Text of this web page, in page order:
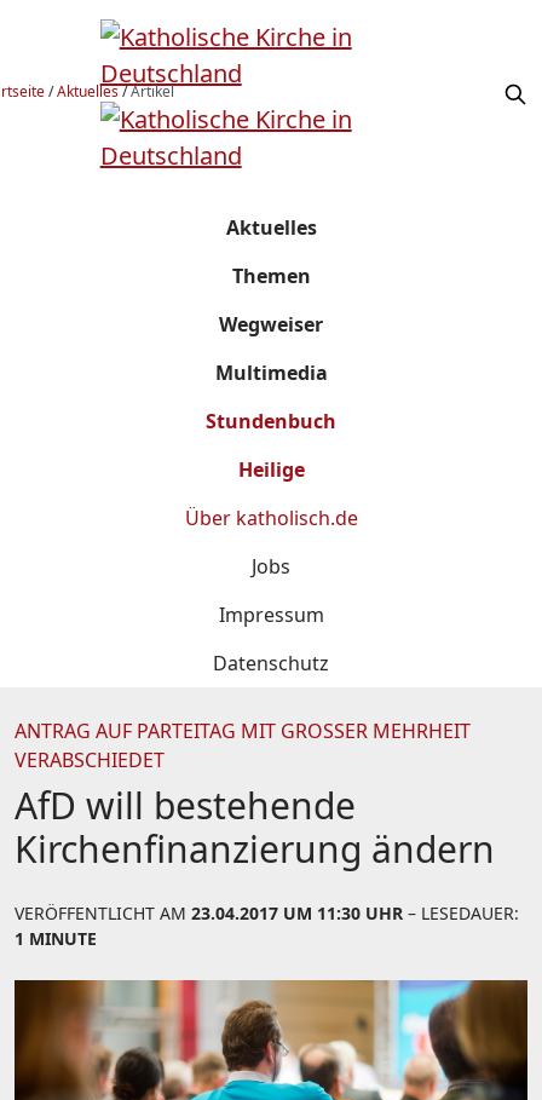
/Aktuelles/Artikel
Aktuelles
Themen
Wegweiser
Multimedia
Stundenbuch
Heilige
Über katholisch.de
Jobs
Impressum
Datenschutz
ANTRAG AUF PARTEITAG MIT GROSSER MEHRHEIT V
ERABSCHIEDET
AfD will bestehende
Kirchenfinanzierung ändern
VERÖFFENTLICHT AM 23.04.2017 UM 11:30 UHR – LESEDAUER:
1 MINUTE